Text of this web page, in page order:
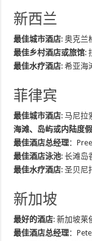
新西兰
最佳城市酒店: 奥克兰
最佳乡村酒店或旅馆:
最佳水疗酒店: 希亚海
菲律宾
最佳城市酒店: 马尼拉
海滩、岛屿或内陆度
最佳酒店总经理：
最佳酒店泳池: 长滩岛
最佳水疗酒店: 圣贝尼
新加坡
最好的酒店: 新加坡莱
最佳酒店总经理：